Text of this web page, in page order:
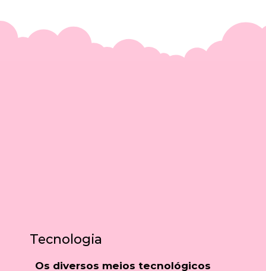
Tecnologia
Os diversos meios tecnológicos